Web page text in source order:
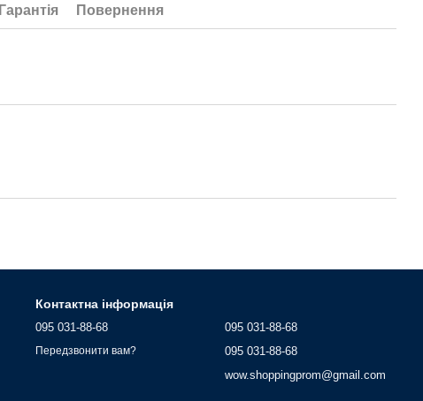
Гарантія Повернення
Контактна інформація
095 031-88-68
Передзвонити вам?
095 031-88-68
095 031-88-68
wow.shoppingprom@gmail.com